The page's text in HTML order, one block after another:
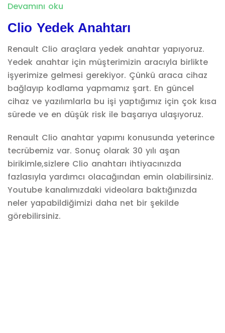
Devamını oku
Clio Yedek Anahtarı
Renault Clio araçlara yedek anahtar yapıyoruz.
Yedek anahtar için müşterimizin aracıyla birlikte
işyerimize gelmesi gerekiyor. Çünkü araca cihaz
bağlayıp kodlama yapmamız şart. En güncel
cihaz ve yazılımlarla bu işi yaptığımız için çok kısa
sürede ve en düşük risk ile başarıya ulaşıyoruz.
Renault Clio anahtar yapımı konusunda yeterince
tecrübemiz var. Sonuç olarak 30 yılı aşan
birikimle,sizlere Clio anahtarı ihtiyacınızda
fazlasıyla yardımcı olacağından emin olabilirsiniz.
Youtube kanalımızdaki videolara baktığınızda
neler yapabildiğimizi daha net bir şekilde
görebilirsiniz.